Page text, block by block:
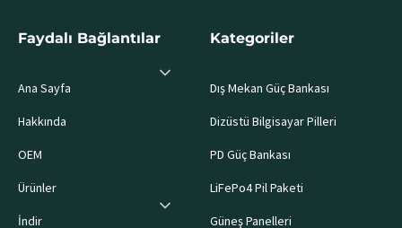
Faydalı Bağlantılar
Ana Sayfa
Hakkında
OEM
Ürünler
İndir
Kategoriler
Dış Mekan Güç Bankası
Dizüstü Bilgisayar Pilleri
PD Güç Bankası
LiFePo4 Pil Paketi
Güneş Panelleri